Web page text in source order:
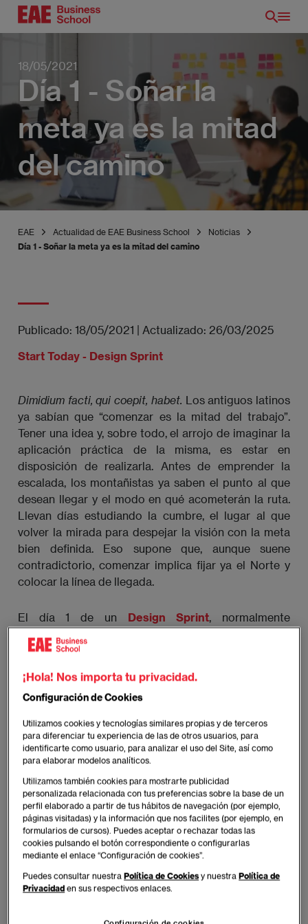
Pasar
18/05/2021
Día 1 - Soñar la
meta ya es la mitad
del camino
EAE Actualidad de EAE Business School
Noticias
Día 1 - Soñar la meta ya es la mitad del camino
Publicado: 18/05/2021 Actualizado: 26/03/2025
Start Today - Design Sprint
Dimidium facti, qui coepit, habet. Los antiguos latinos
ya sabían que “comenzar es la mitad del trabajo”.
Tener una idea y, sobre todo, el arrojo de imaginar la
aplicación práctica de la misma, es estar en
disposición de realizarla. Antes de emprender la
escalada, los montañistas ya saben el punto al que
desean llegar y el modo en qué acometerán la ruta.
Llevan días estudiando la cumbre, el lugar al que
volver la mirada para despejar la visión con la meta
bien definida. Eso supone que, aunque suene
contradictorio, comenzar implica fijar ya el Norte y
colocar la línea de llegada.
El día 1 de un Design Sprint, normalmente
entender el desafío, explorar y
primer paso es fundamental para entrar con el pie
derecho, encontrar el mood adecuado de trabajo y
establecer la dinámica a seguir como equipo.
Además, sienta las bases y deja claro a qué nos
vamos a enfrentar y cúal es el objetivo.
Así se puso en práctica esta primera etapa en el
Design Sprint de EAE:
1- Empezar por el final.
¡Hola! Nos importa tu privacidad.
Configuración de Cookies
Utilizamos cookies y tecnologías similares propias y de terceros
para diferenciar tu experiencia de las de otros usuarios, para
identificarte como usuario, para analizar el uso del Site, así como
para elaborar modelos analíticos.
Utilizamos también cookies para mostrarte publicidad
personalizada relacionada con tus preferencias sobre la base de un
perfil elaborado a partir de tus hábitos de navegación (por ejemplo,
páginas visitadas) y la información que nos facilites (por ejemplo, en
formularios de cursos). Puedes aceptar o rechazar todas las
cookies pulsando el botón correspondiente o configurarlas
mediante el enlace “Configuración de cookies”.
Puedes consultar nuestraPolítica de Cookies y nuestraPolítica de
Privacidad en sus respectivos enlaces.